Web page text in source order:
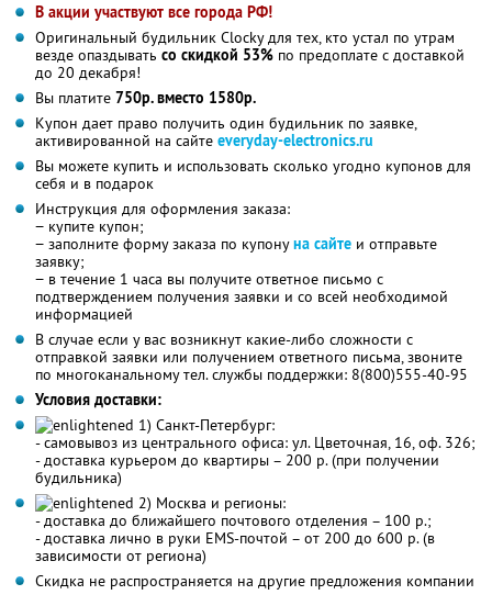
В акции участвуют все города РФ!
Оригинальный будильник Clocky для тех, кто устал по утрам
везде опаздывать со скидкой 53% по предоплате с доставкой
до 20 декабря!
Вы платите 750р. вместо 1580р.
Купон дает право получить один будильник по заявке,
активированной на сайте everyday-electronics.ru
Вы можете купить и использовать сколько угодно купонов для
себя и в подарок
Инструкция для оформления заказа:
− купите купон;
− заполните форму заказа по купонуна сайте и отправьте
заявку;
− в течение 1 часа вы получите ответное письмо с
подтверждением получения заявки и со всей необходимой
информацией
В случае если у вас возникнут какие-либо сложности с
отправкой заявки или получением ответного письма, звоните
по многоканальному тел. службы поддержки: 8(800)555-40-95
Условия доставки:
1) Санкт-Петербург:
- самовывоз из центрального офиса: ул. Цветочная, 16, оф. 326;
- доставка курьером до квартиры – 200 р. (при получении
будильника)
2) Москва и регионы:
- доставка до ближайшего почтового отделения – 100 р.;
- доставка лично в руки EMS-почтой – от 200 до 600 р. (в
зависимости от региона)
Скидка не распространяется на другие предложения компании